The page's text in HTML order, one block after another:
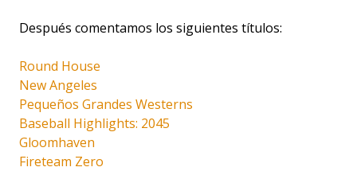
Después comentamos los siguientes títulos:
Round House
New Angeles
Pequeños Grandes Westerns
Baseball Highlights: 2045
Gloomhaven
Fireteam Zero